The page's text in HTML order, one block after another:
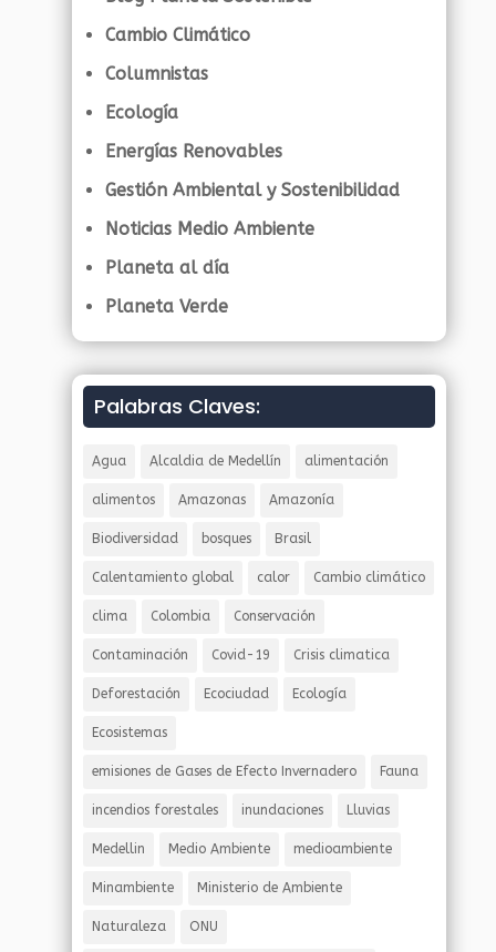
Cambio Climático
Columnistas
Ecología
Energías Renovables
Gestión Ambiental y Sostenibilidad
Noticias Medio Ambiente
Planeta al día
Planeta Verde
Palabras Claves:
Agua Alcaldia de Medellín alimentación
alimentos Amazonas Amazonía
Biodiversidad bosques Brasil
Calentamiento global calor Cambio climático
clima Colombia Conservación
Contaminación Covid-19 Crisis climatica
Deforestación Ecociudad Ecología
Ecosistemas
emisiones de Gases de Efecto Invernadero Fauna
incendios forestales inundaciones Lluvias
Medellin Medio Ambiente medioambiente
Minambiente Ministerio de Ambiente
Naturaleza ONU